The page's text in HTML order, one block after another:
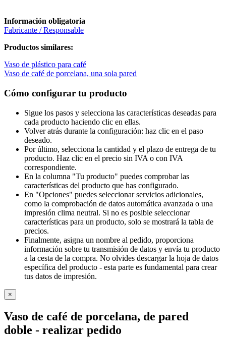
Información obligatoria
Fabricante / Responsable
Productos similares:
Vaso de plástico para café
Vaso de café de porcelana, una sola pared
Cómo configurar tu producto
Sigue los pasos y selecciona las características deseadas para
cada producto haciendo clic en ellas.
Volver atrás durante la configuración: haz clic en el paso
deseado.
Por último, selecciona la cantidad y el plazo de entrega de tu
producto. Haz clic en el precio sin IVA o con IVA
correspondiente.
En la columna "Tu producto" puedes comprobar las
características del producto que has configurado.
En "Opciones" puedes seleccionar servicios adicionales,
como la comprobación de datos automática avanzada o una
impresión clima neutral. Si no es posible seleccionar
características para un producto, solo se mostrará la tabla de
precios.
Finalmente, asigna un nombre al pedido, proporciona
información sobre tu transmisión de datos y envía tu producto
a la cesta de la compra. No olvides descargar la hoja de datos
específica del producto - esta parte es fundamental para crear
tus datos de impresión.
×
Vaso de café de porcelana, de pared
doble - realizar pedido